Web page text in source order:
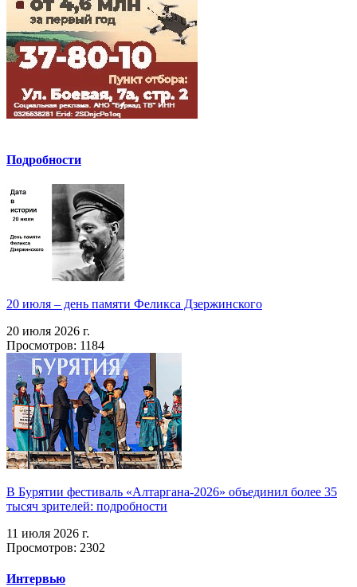
Подробности
20 июля – день памяти Феликса Дзержинского
20 июля 2026 г.
Просмотров: 1184
В Бурятии фестиваль «Алтаргана-2026» объединил более 35
тысяч зрителей: подробности
11 июля 2026 г.
Просмотров: 2302
Интервью